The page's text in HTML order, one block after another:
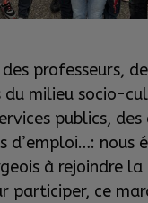
professeurs,
milieu socio-
publics,
d’emploi…: nous
à rejoindre
participer, ce